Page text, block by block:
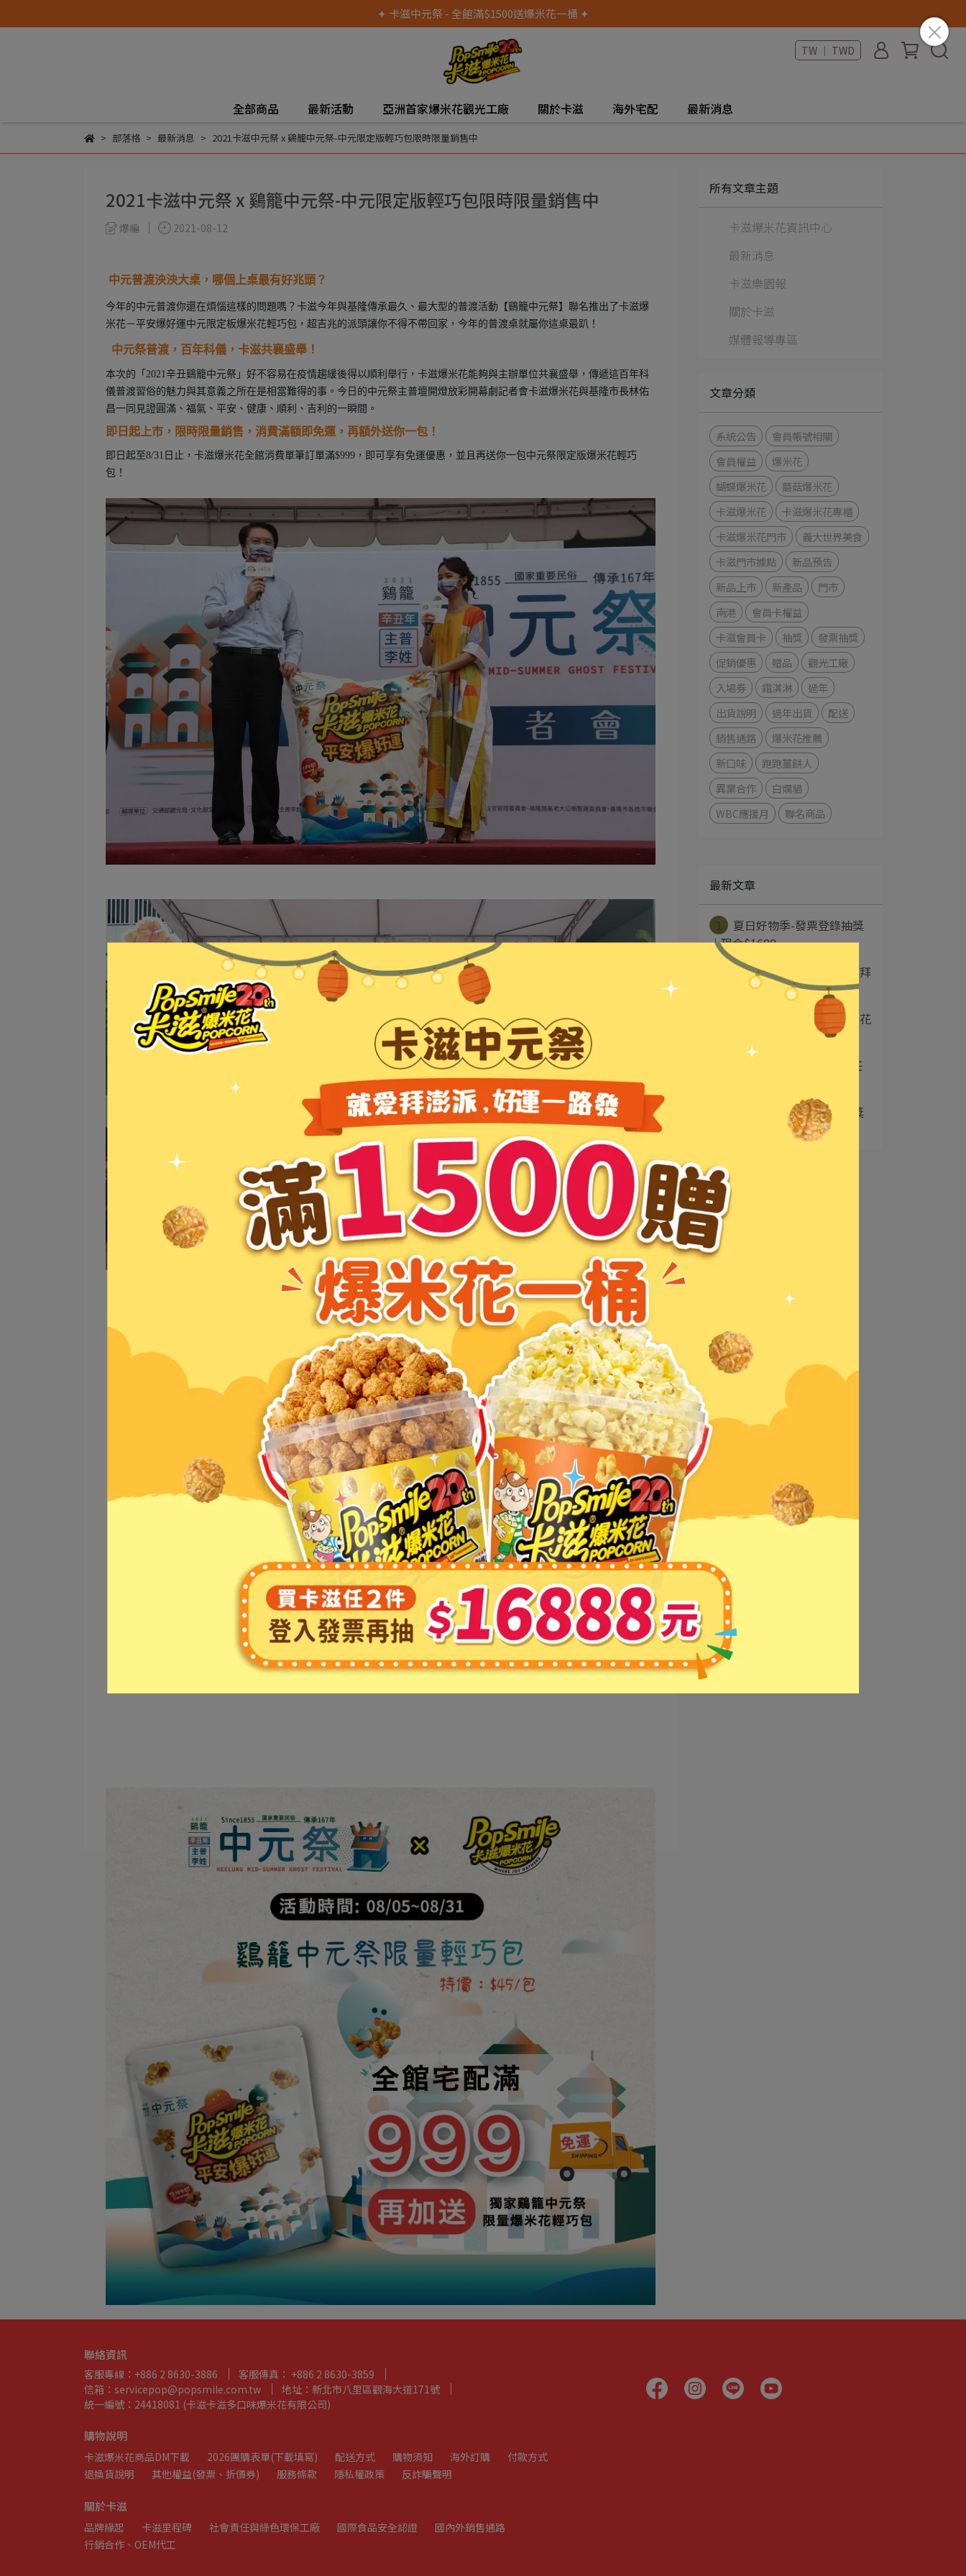
✦ 卡滋中元祭 - 全館滿$1500送爆米花一桶 ✦
TW ｜ TWD
全部商品 最新活動 亞洲首家爆米花觀光工廠 關於卡滋 海外宅配 最新消息
部落格 最新消息 2021卡滋中元祭 x 鷄籠中元祭-中元限定版輕巧包限時限量銷售中
2021卡滋中元祭 x 鷄籠中元祭-中元限定版輕巧包限時限量銷售中
爆編 2021-08-12
中元普渡泱泱大桌，哪個上桌最有好兆頭？
今年的中元普渡你還在煩惱這樣的問題嗎？卡滋今年與基隆傳承最久、最大型的普渡活動【鷄籠中元祭】聯名推出了卡滋爆
米花－平安爆好運中元限定板爆米花輕巧包，超吉兆的派頭讓你不得不帶回家，今年的普渡桌就屬你這桌最趴！
中元祭普渡，百年科儀，卡滋共襄盛舉！
本次的「2021辛丑鷄籠中元祭」好不容易在疫情趨緩後得以順利舉行，卡滋爆米花能夠與主辦單位共襄盛舉，傳遞這百年科
儀普渡習俗的魅力與其意義之所在是相當難得的事。今日的中元祭主普壇開燈放彩開幕劇記者會卡滋爆米花與基隆市長林佑
昌一同見證圓滿、福氣、平安、健康、順利、吉利的一瞬間。
即日起上市，限時限量銷售，消費滿額即免運，再額外送你一包！
即日起至8/31日止，卡滋爆米花全館消費單筆訂單滿$999，即可享有免運優惠，並且再送你一包中元祭限定版爆米花輕巧
包！
所有文章主題
卡滋爆米花資訊中心
最新消息
卡滋樂園報
關於卡滋
媒體報導專區
文章分類
系統公告
會員帳號相關
會員權益
爆米花
蝴蝶爆米花
蘑菇爆米花
卡滋爆米花
卡滋爆米花專櫃
卡滋爆米花門市
義大世界美食
卡滋門市據點
新品預告
新品上市
新產品
門市
南港
會員卡權益
卡滋會員卡
抽獎
發票抽獎
促銷優惠
贈品
觀光工廠
入場券
霜淇淋
過年
出貨說明
過年出貨
配送
銷售通路
爆米花推薦
新口味
跑跑薑餅人
異業合作
白爛貓
WBC應援月
聯名商品
最新文章
夏日好物季-發票登錄抽獎
｜現金$1688⋯
花生麻糬風味爆米花｜拜拜
供品新選擇，土地⋯
卡滋×白爛貓美人魚爆米花
卡滋在全聯等您來採購 任
卡滋20週年 發票登陸抽獎
聯絡資訊
客服專線：+886 2 8630-3886
客服傳真： +886 2 8630-3859
信箱：servicepop@popsmile.com.tw
地址：新北市八里區觀海大道171號
統一編號：24418081 (卡滋卡滋多口味爆米花有限公司)
購物說明
卡滋爆米花商品DM下載 2026團購表單(下載填寫) 配送方式 購物須知 海外訂購
付款方式
退換貨說明
其他權益(發票、折價券) 服務條款 隱私權政策 反詐騙聲明
關於卡滋
品牌緣起 卡滋里程碑 社會責任與綠色環保工廠 國際食品安全認證
國內外銷售通路
行銷合作、OEM代工